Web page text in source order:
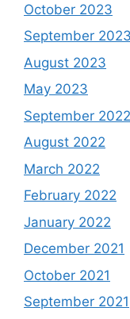
October 2023
September 2023
August 2023
May 2023
September 2022
August 2022
March 2022
February 2022
January 2022
December 2021
October 2021
September 2021